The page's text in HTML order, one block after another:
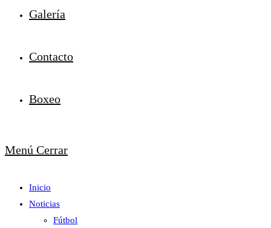
Galería
Contacto
Boxeo
Menú Cerrar
Inicio
Noticias
Fútbol